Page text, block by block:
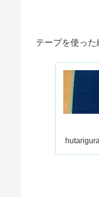
テープを使っ